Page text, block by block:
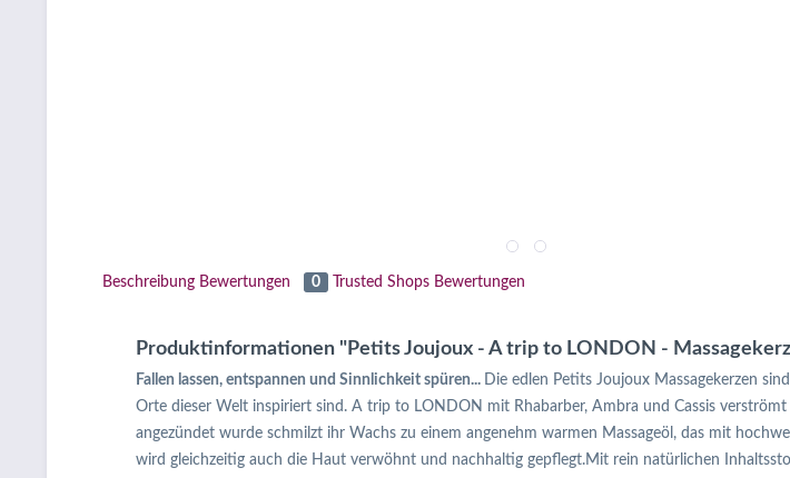
Beschreibung Bewertungen 0 Trusted Shops Bewertungen
Produktinformationen "Petits Joujoux - A trip to LONDON -
Fallen lassen, entspannen und Sinnlichkeit spüren... Die edlen Petits Joujoux Massagekerzen
Orte dieser Welt inspiriert sind. A trip to LONDON mit Rhabarber, Ambra und Cassis
angezündet wurde schmilzt ihr Wachs zu einem angenehm warmen Massageöl, das mit
wird gleichzeitig auch die Haut verwöhnt und nachhaltig gepflegt.Mit rein natürlichen